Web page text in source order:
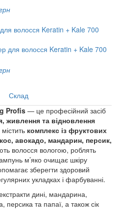
волосся Keratin + Kale 700
Склад
Profis — це професійний засіб
живлення та відновлення
комплекс із фруктових
авокадо, мандарин, персик,
волосся вологою, роблять
м’яко очищає шкіру
зберегти здоровий
укладках і фарбуванні.
дині, мандарина,
персика та папаї, а також сік